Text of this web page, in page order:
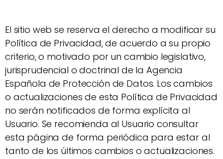
El sitio web se reserva el derecho a modificar su
Política de Privacidad, de acuerdo a su propio
criterio, o motivado por un cambio legislativo,
jurisprudencial o doctrinal de la Agencia
Española de Protección de Datos. Los cambios
o actualizaciones de esta Política de Privacidad
no serán notificados de forma explícita al
Usuario. Se recomienda al Usuario consultar
esta página de forma periódica para estar al
tanto de los últimos cambios o actualizaciones.